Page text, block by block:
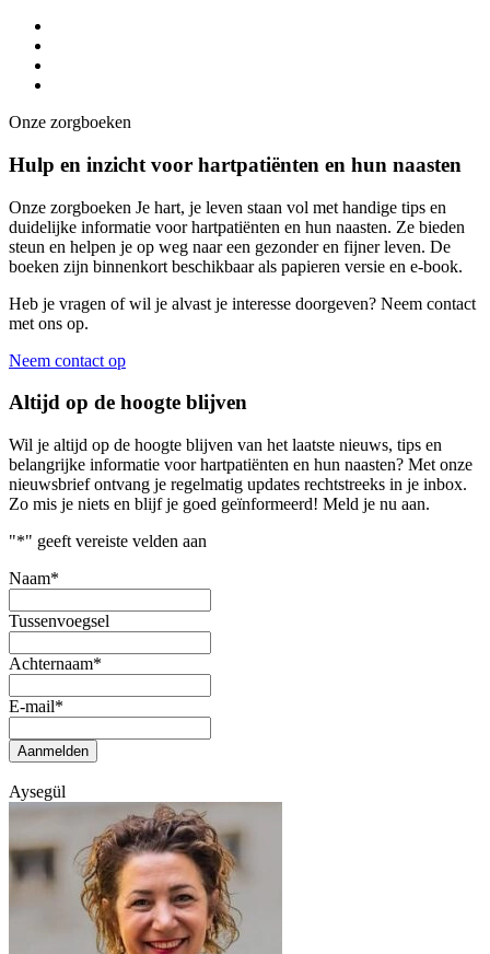
Onze zorgboeken
Hulp en inzicht voor hartpatiënten en hun naasten
Onze zorgboeken Je hart, je leven staan vol met handige tips en
duidelijke informatie voor hartpatiënten en hun naasten. Ze bieden
steun en helpen je op weg naar een gezonder en fijner leven. De
boeken zijn binnenkort beschikbaar als papieren versie en e-book.
Heb je vragen of wil je alvast je interesse doorgeven? Neem contact
met ons op.
Neem contact op
Altijd op de hoogte blijven
Wil je altijd op de hoogte blijven van het laatste nieuws, tips en
belangrijke informatie voor hartpatiënten en hun naasten? Met onze
nieuwsbrief ontvang je regelmatig updates rechtstreeks in je inbox.
Zo mis je niets en blijf je goed geïnformeerd! Meld je nu aan.
"*" geeft vereiste velden aan
Naam*
Tussenvoegsel
Achternaam*
E-mail*
Aanmelden
Aysegül